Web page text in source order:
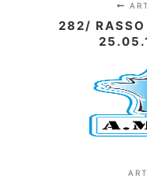
282/